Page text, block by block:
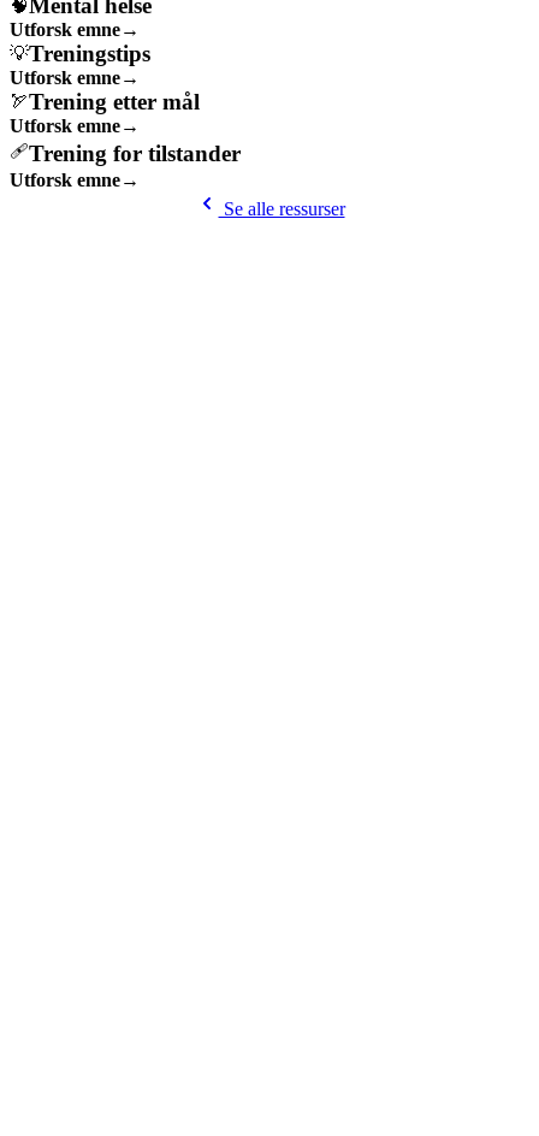
🧠Mental helse
Utforsk emne→
💡Treningstips
Utforsk emne→
🏹Trening etter mål
Utforsk emne→
🩹Trening for tilstander
Utforsk emne→
Se alle ressurser